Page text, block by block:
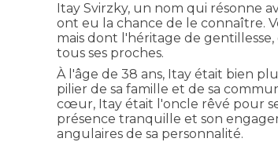
Itay Svirzky, un nom qui résonne
ont eu la chance de le connaître.
mais dont l'héritage de
tous ses proches.
À l'âge de 38 ans, Itay était bien
pilier de sa famille et de sa
cœur, Itay était l'oncle rêvé pour
présence tranquille et son
angulaires de sa personnalité.